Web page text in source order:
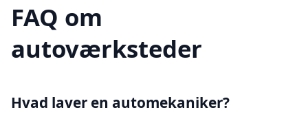
FAQ om
autoværksteder
Hvad laver en automekaniker?